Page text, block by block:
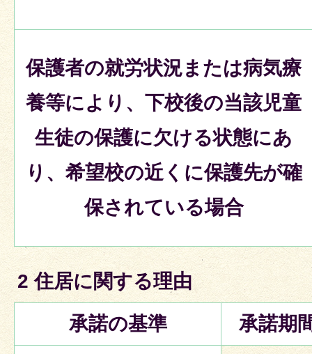
保護者の就労状況または病気療
養等により、下校後の当該児童
生徒の保護に欠ける状態にあ
り、希望校の近くに保護先が確
保されている場合
2 住居に関する理由
承諾の基準
承諾期